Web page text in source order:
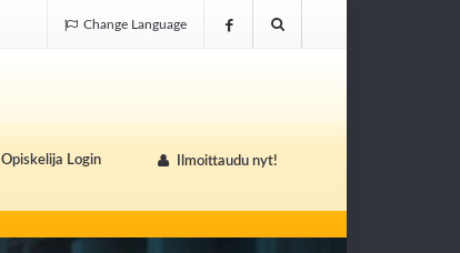
Change Language
Opiskelija Login Ilmoittaudu nyt!